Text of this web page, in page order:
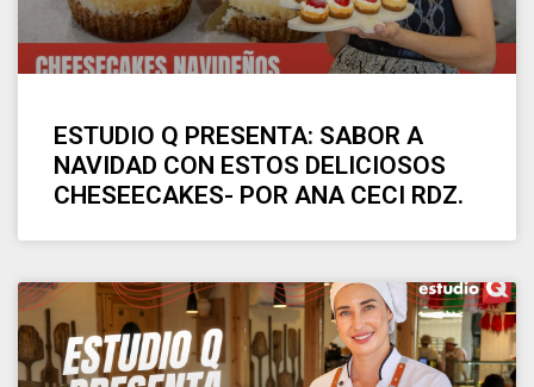
ESTUDIO Q PRESENTA: SABOR A
NAVIDAD CON ESTOS DELICIOSOS
CHESEECAKES- POR ANA CECI RDZ.